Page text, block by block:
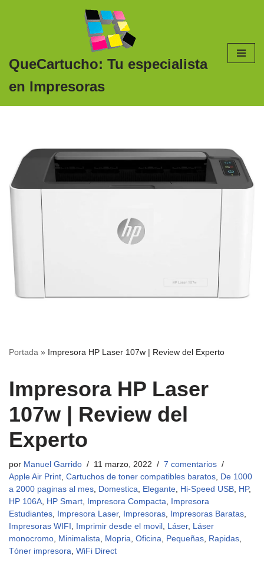
contenido
QueCartucho: Tu especialista
en Impresoras
Portada » Impresora HP Laser 107w | Review del Experto
Impresora HP Laser
107w | Review del
Experto
por Manuel Garrido 11 marzo, 2022
7 comentarios
Apple Air Print Cartuchos de toner compatibles baratos De 1000
a 2000 paginas al mes Domestica Elegante Hi-Speed USB HP,
HP 106A HP Smart Impresora Compacta
Impresora
Estudiantes Impresora Laser, Impresoras Impresoras Baratas
Impresoras WIFI
Imprimir desde el movil Láser, Láser
monocromo Minimalista Mopria Oficina Pequeñas Rapidas
Tóner impresora WiFi Direct